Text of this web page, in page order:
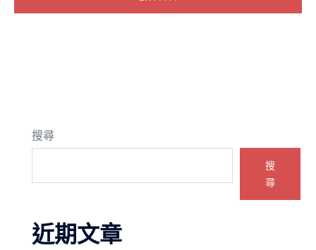
搜尋
搜
尋
近期文章